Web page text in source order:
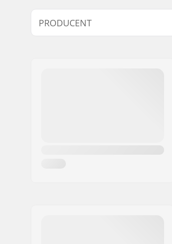
Extra features:
Type:
Aktivitet:
PRODUCENT